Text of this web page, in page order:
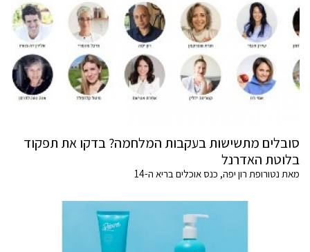
סובלים מתשישות בעקבות המלחמה? בדקו את תפקוד
בלוטת האדרנל
מאת נטורופת רון יפה, כנס אוכלים בריא ה-14